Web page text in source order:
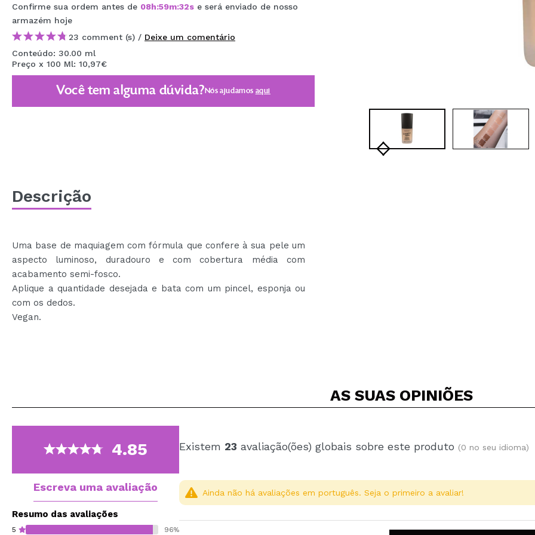
MAQUIFARMA
KOREA ZONE
TRAVEL SIZE
NATURE
EM BREVE
Confirme sua ordem antes de 08h:59m:31se será enviado de nosso
armazém hoje
23 comment (s) / Deixe um comentário
Conteúdo: 30.00 ml
Preço x 100 Ml: 10,97€
Você tem alguma dúvida?Nós ajudamos aqui
Descrição
Uma base de maquiagem com fórmula que confere à sua pele um
aspecto luminoso, duradouro e com cobertura média com
acabamento semi-fosco.
Aplique a quantidade desejada e bata com um pincel, esponja ou
com os dedos.
Vegan.
AS SUAS OPINIÕES
4.85
Escreva uma avaliação
Resumo das avaliações
5 96%
Existem 23 avaliação(ões) globais sobre este produto (0 no seu idioma)
Ainda não há avaliações em português. Seja o primeiro a avaliar!